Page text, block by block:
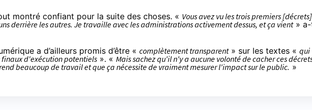
montré confiant pour la suite des choses. « Vous avez vu les trois premiers [décrets]
derrière les autres. Je travaille avec les administrations activement dessus, et ça vient»
a d’ailleurs promis d’être « complètement transparent» sur les textes « qui
d'exécution potentiels ». « Mais sachez qu'il n'y a aucune volonté de cacher ces
beaucoup de travail et que ça nécessite de vraiment mesurer l'impact sur le public. »